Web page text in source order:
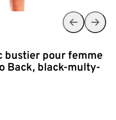
bustier pour femme
Back, black-multy-